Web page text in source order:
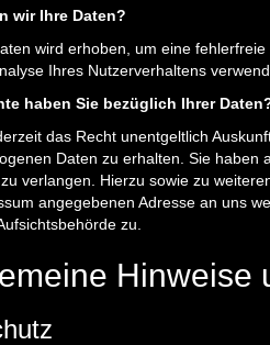
wir Ihre Daten?
wird erhoben, um eine
Ihres Nutzerverhaltens
haben Sie bezüglich Ihrer
das Recht unentgeltlich
Daten zu erhalten. Sie
verlangen. Hierzu sowie zu
angegebenen Adresse an uns
zu.
Hinweise